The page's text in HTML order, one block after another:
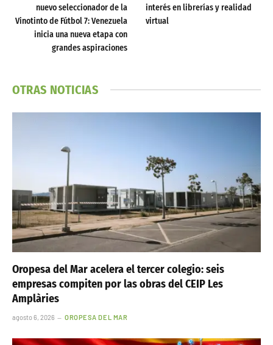
nuevo seleccionador de la
Vinotinto de Fútbol 7: Venezuela
inicia una nueva etapa con
grandes aspiraciones
interés en librerías y realidad
virtual
OTRAS NOTICIAS
Oropesa del Mar acelera el tercer colegio: seis
empresas compiten por las obras del CEIP Les
Amplàries
agosto 6, 2026 OROPESA DEL MAR